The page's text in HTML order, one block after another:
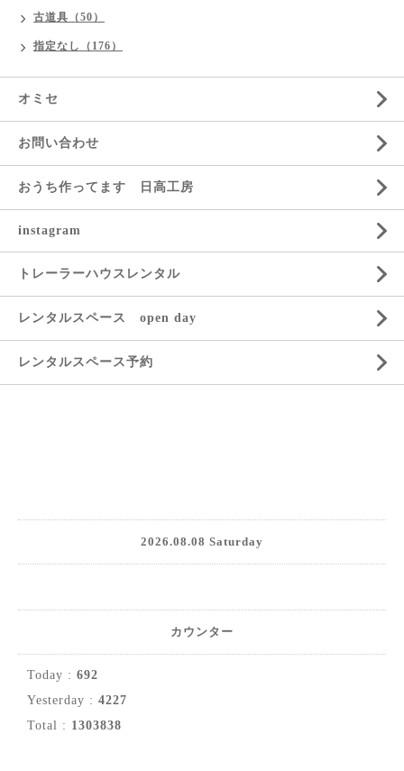
古道具（50）
指定なし（176）
オミセ
お問い合わせ
おうち作ってます 日高工房
instagram
トレーラーハウスレンタル
レンタルスペース open day
レンタルスペース予約
2026.08.08 Saturday
カウンター
Today : 692
Yesterday : 4227
Total : 1303838